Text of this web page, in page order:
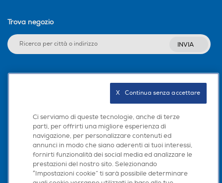
Trova negozio
INVIA
Scarica la nostra app
Ci serviamo di queste tecnologie, anche di terze
parti, per offrirti una migliore esperienza di
navigazione, per personalizzare contenuti ed
annunci in modo che siano aderenti ai tuoi interessi,
fornirti funzionalità dei social media ed analizzare le
prestazioni del nostro sito. Selezionando
“Impostazioni cookie” ti sarà possibile determinare
X   Continua senza accettare